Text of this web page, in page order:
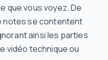
que vousvoyez. De
notes se contentent
ainsi les parties
vidéo technique ou